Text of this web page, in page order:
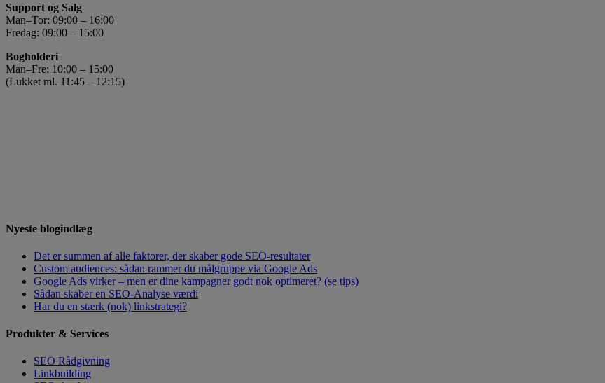
Support og Salg
Man–Tor: 09:00 – 16:00
Fredag: 09:00 – 15:00
Bogholderi
Man–Fre: 10:00 – 15:00
(Lukket ml. 11:45 – 12:15)
Nyeste blogindlæg
Det er summen af alle faktorer, der skaber gode SEO-resultater
Custom audiences: sådan rammer du målgruppe via Google Ads
Google Ads virker – men er dine kampagner godt nok optimeret? (se tips)
Sådan skaber en SEO-Analyse værdi
Har du en stærk (nok) linkstrategi?
Produkter & Services
SEO Rådgivning
Linkbuilding